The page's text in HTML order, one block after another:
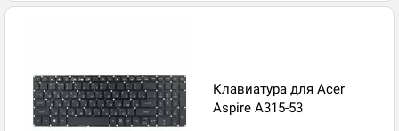
Клавиатура для Acer
Aspire A315-53